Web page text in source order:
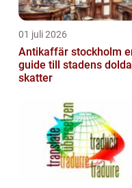
01 juli 2026
Antikaffär stockholm en
guide till stadens dolda
skatter